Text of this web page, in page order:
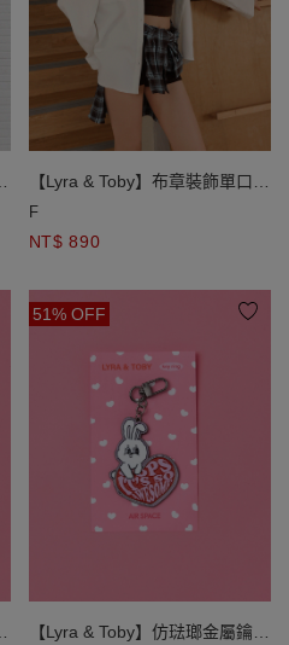
【Lyra & Toby】布章裝飾單口袋
斜紋磨毛長袖襯衫
F
NT$ 890
51% OFF
【Lyra & Toby】仿琺瑯金屬鑰匙